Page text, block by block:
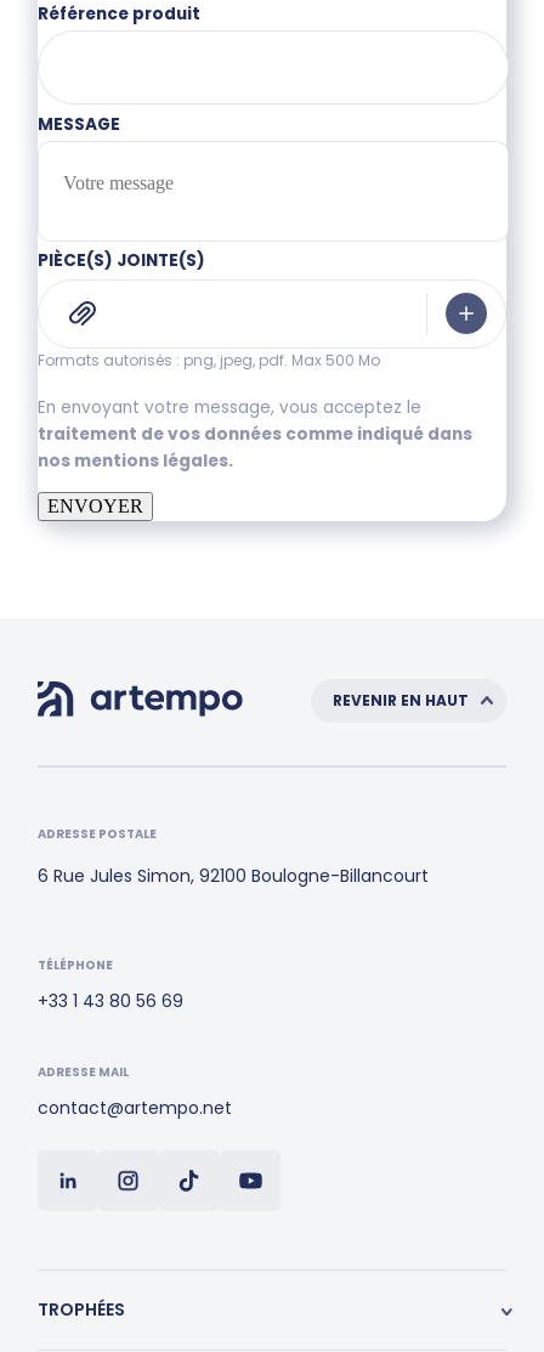
Référence produit
MESSAGE
PIÈCE(S) JOINTE(S)
Formats autorisés : png, jpeg, pdf. Max 500 Mo
En envoyant votre message, vous acceptez le
traitement de vos données comme indiqué dans
nos mentions légales.
ENVOYER
REVENIR EN HAUT
ADRESSE POSTALE
6 Rue Jules Simon, 92100 Boulogne-Billancourt
TÉLÉPHONE
+33 1 43 80 56 69
ADRESSE MAIL
contact@artempo.net
TROPHÉES